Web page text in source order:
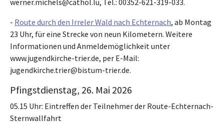
werner.michels@cathol.lu, Tel.: 00352-621-319-033.
- Route durch den Irreler Wald nach Echternach, ab Montag
23 Uhr, für eine Strecke von neun Kilometern. Weitere
Informationen und Anmeldemöglichkeit unter
www.jugendkirche-trier.de, per E-Mail:
jugendkirche.trier@bistum-trier.de.
Pfingstdienstag, 26. Mai 2026
05.15 Uhr: Eintreffen der Teilnehmer der Route-Echternach-
Sternwallfahrt